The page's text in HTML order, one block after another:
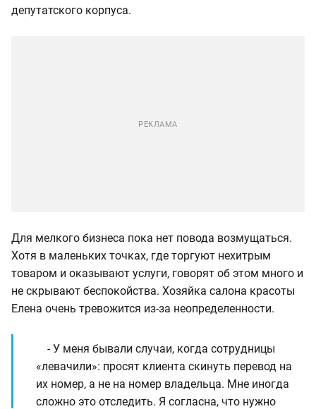
депутатского корпуса.
Для мелкого бизнеса пока нет повода возмущаться.
Хотя в маленьких точках, где торгуют нехитрым
товаром и оказывают услуги, говорят об этом много и
не скрывают беспокойства. Хозяйка салона красоты
Елена очень тревожится из-за неопределенности.
- У меня бывали случаи, когда сотрудницы
«левачили»: просят клиента скинуть перевод на
их номер, а не на номер владельца. Мне иногда
сложно это отследить. Я согласна, что нужно